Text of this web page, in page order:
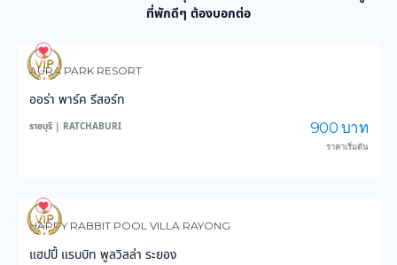
ที่พักดีๆ ต้องบอกต่อ
0
AURA PARK RESORT
ออร่า พาร์ค รีสอร์ท
ราชบุรี | RATCHABURI 900 บาท
ราคาเริ่มต้น
0
HAPPY RABBIT POOL VILLA RAYONG
แฮปปี้ แรบบิท พูลวิลล่า ระยอง